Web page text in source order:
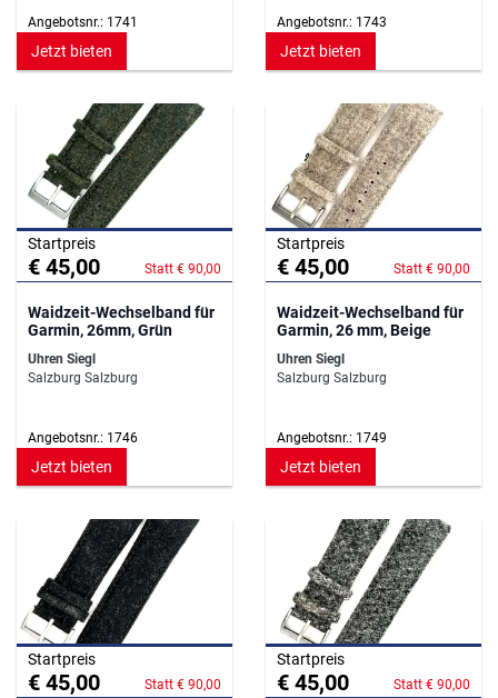
Angebotsnr.: 1741
Jetzt bieten
Angebotsnr.: 1743
Jetzt bieten
Startpreis
€ 45,00 Statt € 90,00
Waidzeit-Wechselband für
Garmin, 26mm, Grün
Uhren Siegl
Salzburg Salzburg
Angebotsnr.: 1746
Jetzt bieten
Startpreis
€ 45,00 Statt € 90,00
Waidzeit-Wechselband für
Garmin, 26 mm, Beige
Uhren Siegl
Salzburg Salzburg
Angebotsnr.: 1749
Jetzt bieten
Startpreis
€ 45,00 Statt € 90,00
Startpreis
€ 45,00 Statt € 90,00